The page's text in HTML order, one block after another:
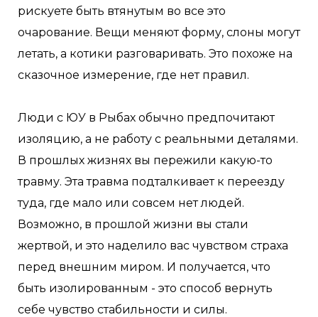
рискуете быть втянутым во все это
очарование. Вещи меняют форму, слоны могут
летать, а котики разговаривать. Это похоже на
сказочное измерение, где нет правил.
Люди с ЮУ в Рыбах обычно предпочитают
изоляцию, а не работу с реальными деталями.
В прошлых жизнях вы пережили какую-то
травму. Эта травма подталкивает к переезду
туда, где мало или совсем нет людей.
Возможно, в прошлой жизни вы стали
жертвой, и это наделило вас чувством страха
перед внешним миром. И получается, что
быть изолированным - это способ вернуть
себе чувство стабильности и силы.